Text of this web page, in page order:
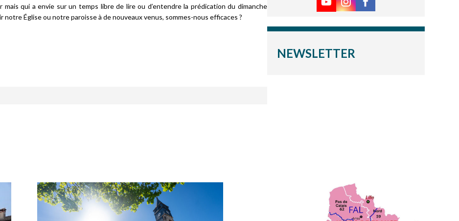
qui a envie sur un temps libre de lire ou d’entendre la prédication du dimanche
Église ou notre paroisse à de nouveaux venus, sommes-nous efficaces ?
NEWSLETTER